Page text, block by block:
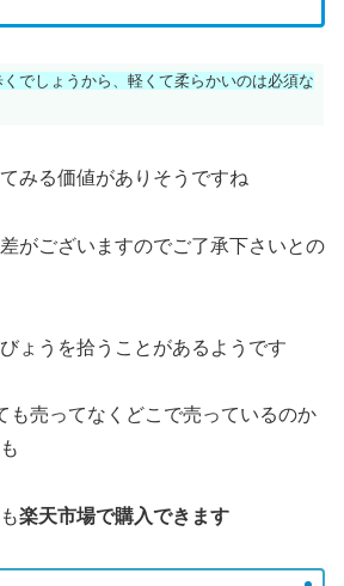
でしょうから、軽くて柔らかいのは必須な
みる価値がありそうですね
がございますのでご了承下さいとの
ょうを拾うことがあるようです
も売ってなくどこで売っているのか
楽天市場で購入できます